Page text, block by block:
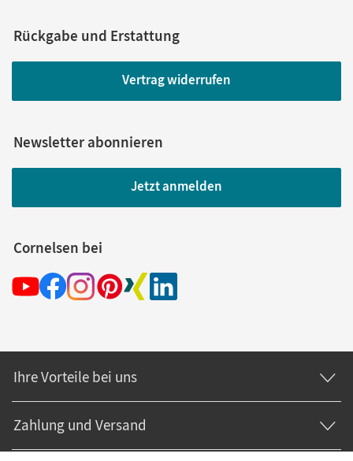
Rückgabe und Erstattung
Vertrag widerrufen
Newsletter abonnieren
Jetzt anmelden
Cornelsen bei
Ihre Vorteile bei uns
Zahlung und Versand